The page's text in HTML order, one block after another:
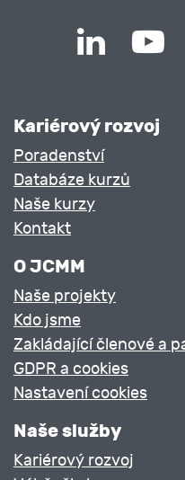
Kariérový rozvoj
Poradenství
Databáze kurzů
Naše kurzy
Kontakt
O JCMM
Naše projekty
Kdo jsme
Zakládající členové a
GDPR a cookies
Nastavení cookies
Naše služby
Kariérový rozvoj